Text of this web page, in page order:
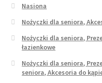
Nasiona
Nożyczki dla seniora,
Nożyczki dla seniora,
łazienkowe
Nożyczki dla seniora,
seniora, Akcesoria do